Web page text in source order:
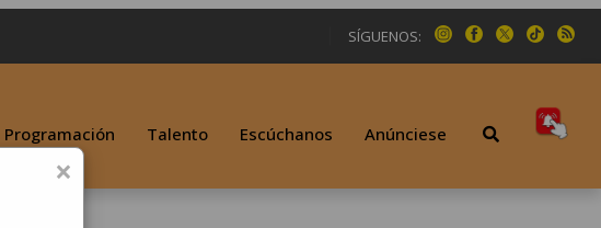
SÍGUENOS:
Programación Talento Escúchanos Anúnciese
×